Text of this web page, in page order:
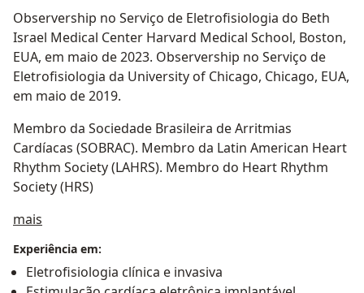
Observership no Serviço de Eletrofisiologia do Beth
Israel Medical Center Harvard Medical School, Boston,
EUA, em maio de 2023. Observership no Serviço de
Eletrofisiologia da University of Chicago, Chicago, EUA,
em maio de 2019.
Membro da Sociedade Brasileira de Arritmias
Cardíacas (SOBRAC). Membro da Latin American Heart
Rhythm Society (LAHRS). Membro do Heart Rhythm
Society (HRS)
mais
Experiência em:
Eletrofisiologia clínica e invasiva